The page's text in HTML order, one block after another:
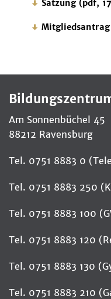
Satzung (pdf,
Mitgliedsantrag
Am Sonnenbüchel 45
88212 Ravensburg
Tel. 0751 8883 0
Tel. 0751 8883 250
Tel. 0751 8883 100
Tel. 0751 8883 120
Tel. 0751 8883 130
Tel. 0751 8883 210